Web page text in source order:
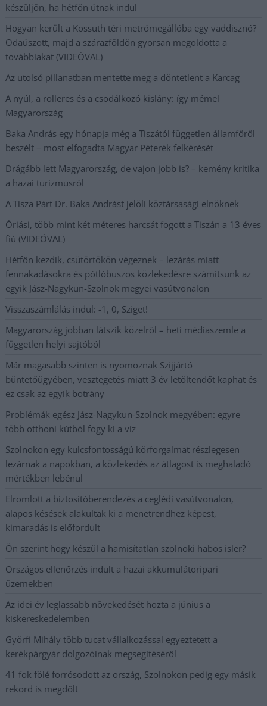
készüljön, ha hétfőn útnak indul
Hogyan került a Kossuth téri metrómegállóba egy vaddisznó?
Odaúszott, majd a szárazföldön gyorsan megoldotta a
továbbiakat (VIDEÓVAL)
Az utolsó pillanatban mentette meg a döntetlent a Karcag
A nyúl, a rolleres és a csodálkozó kislány: így mémel
Magyarország
Baka András egy hónapja még a Tiszától független államfőről
beszélt – most elfogadta Magyar Péterék felkérését
Drágább lett Magyarország, de vajon jobb is? – kemény kritika
a hazai turizmusról
A Tisza Párt Dr. Baka Andrást jelöli köztársasági elnöknek
Óriási, több mint két méteres harcsát fogott a Tiszán a 13 éves
fiú (VIDEÓVAL)
Hétfőn kezdik, csütörtökön végeznek – lezárás miatt
fennakadásokra és pótlóbuszos közlekedésre számítsunk az
egyik Jász-Nagykun-Szolnok megyei vasútvonalon
Visszaszámlálás indul: -1, 0, Sziget!
Magyarország jobban látszik közelről – heti médiaszemle a
független helyi sajtóból
Már magasabb szinten is nyomoznak Szijjártó
büntetőügyében, vesztegetés miatt 3 év letöltendőt kaphat és
ez csak az egyik botrány
Problémák egész Jász-Nagykun-Szolnok megyében: egyre
több otthoni kútból fogy ki a víz
Szolnokon egy kulcsfontosságú körforgalmat részlegesen
lezárnak a napokban, a közlekedés az átlagost is meghaladó
mértékben lebénul
Elromlott a biztosítóberendezés a ceglédi vasútvonalon,
alapos késések alakultak ki a menetrendhez képest,
kimaradás is előfordult
Ön szerint hogy készül a hamisítatlan szolnoki habos isler?
Országos ellenőrzés indult a hazai akkumulátoripari
üzemekben
Az idei év leglassabb növekedését hozta a június a
kiskereskedelemben
Györfi Mihály több tucat vállalkozással egyeztetett a
kerékpárgyár dolgozóinak megsegítéséről
41 fok fölé forrósodott az ország, Szolnokon pedig egy másik
rekord is megdőlt